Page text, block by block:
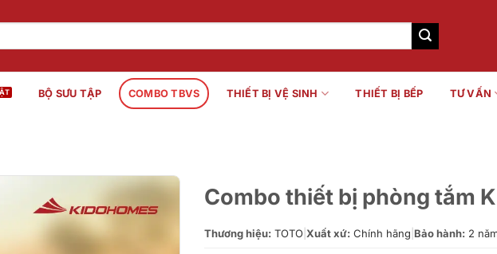
BỘ SƯU TẬP COMBO TBVS THIẾT BỊ VỆ SINH THIẾT BỊ BẾP TƯ VẤN
Combo thiết bị phòng tắm
Thương hiệu: TOTO Xuất xứ: Chính hãng Bảo hành: 2